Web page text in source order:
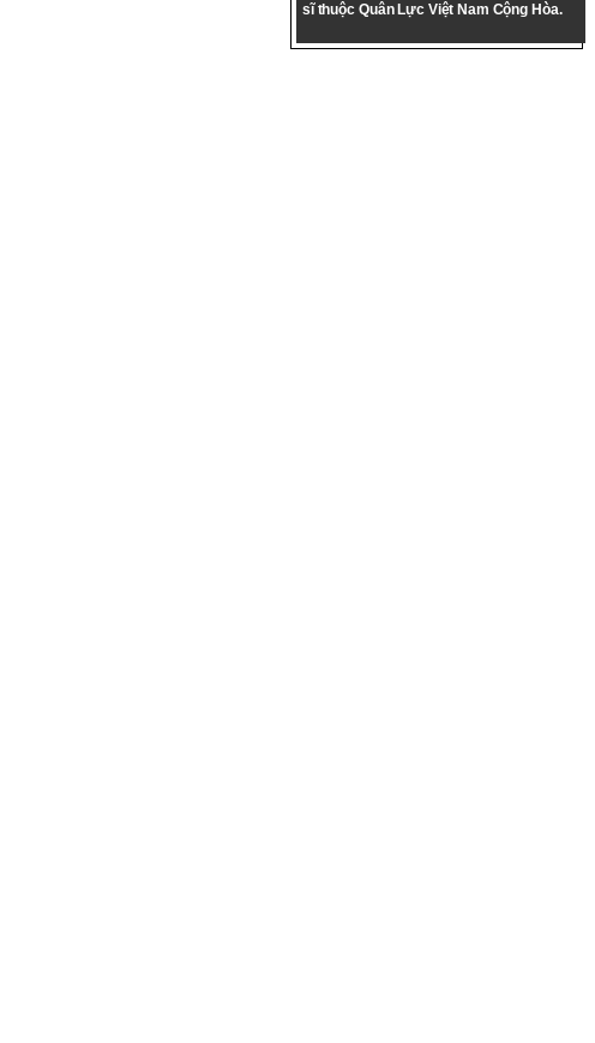
sĩ thuộc Quân Lực Việt Nam Cộng Hòa.